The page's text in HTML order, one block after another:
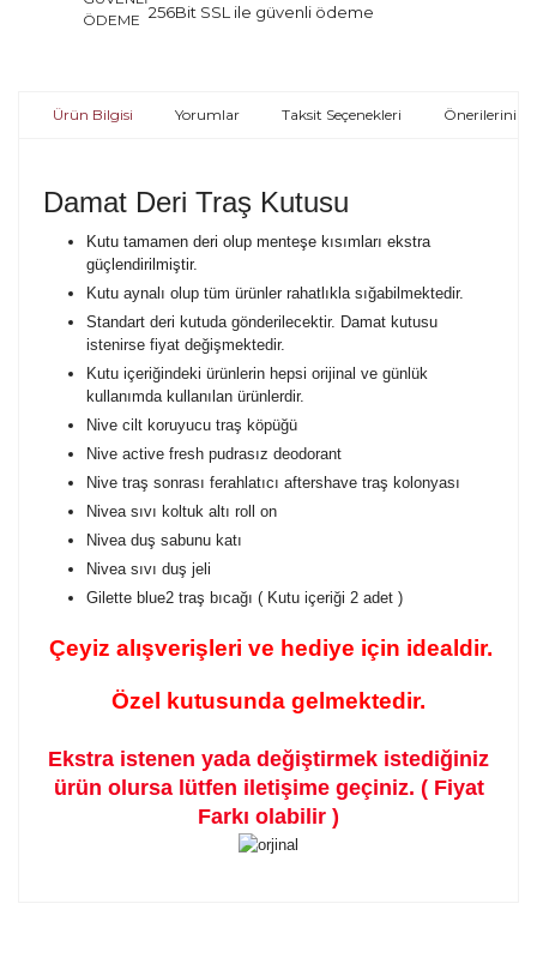
256Bit SSL ile güvenli ödeme
Ürün Bilgisi Yorumlar Taksit Seçenekleri Önerileriniz
Damat Deri Traş Kutusu
Kutu tamamen deri olup menteşe kısımları ekstra
güçlendirilmiştir.
Kutu aynalı olup tüm ürünler rahatlıkla sığabilmektedir.
Standart deri kutuda gönderilecektir. Damat kutusu
istenirse fiyat değişmektedir.
Kutu içeriğindeki ürünlerin hepsi orijinal ve günlük
kullanımda kullanılan ürünlerdir.
Nive cilt koruyucu traş köpüğü
Nive active fresh pudrasız deodorant
Nive traş sonrası ferahlatıcı aftershave traş kolonyası
Nivea sıvı koltuk altı roll on
Nivea duş sabunu katı
Nivea sıvı duş jeli
Gilette blue2 traş bıcağı ( Kutu içeriği 2 adet )
Çeyiz alışverişleri ve hediye için idealdir.
Özel kutusunda gelmektedir.
Ekstra istenen yada değiştirmek istediğiniz
ürün olursa lütfen iletişime geçiniz. ( Fiyat
Farkı olabilir )